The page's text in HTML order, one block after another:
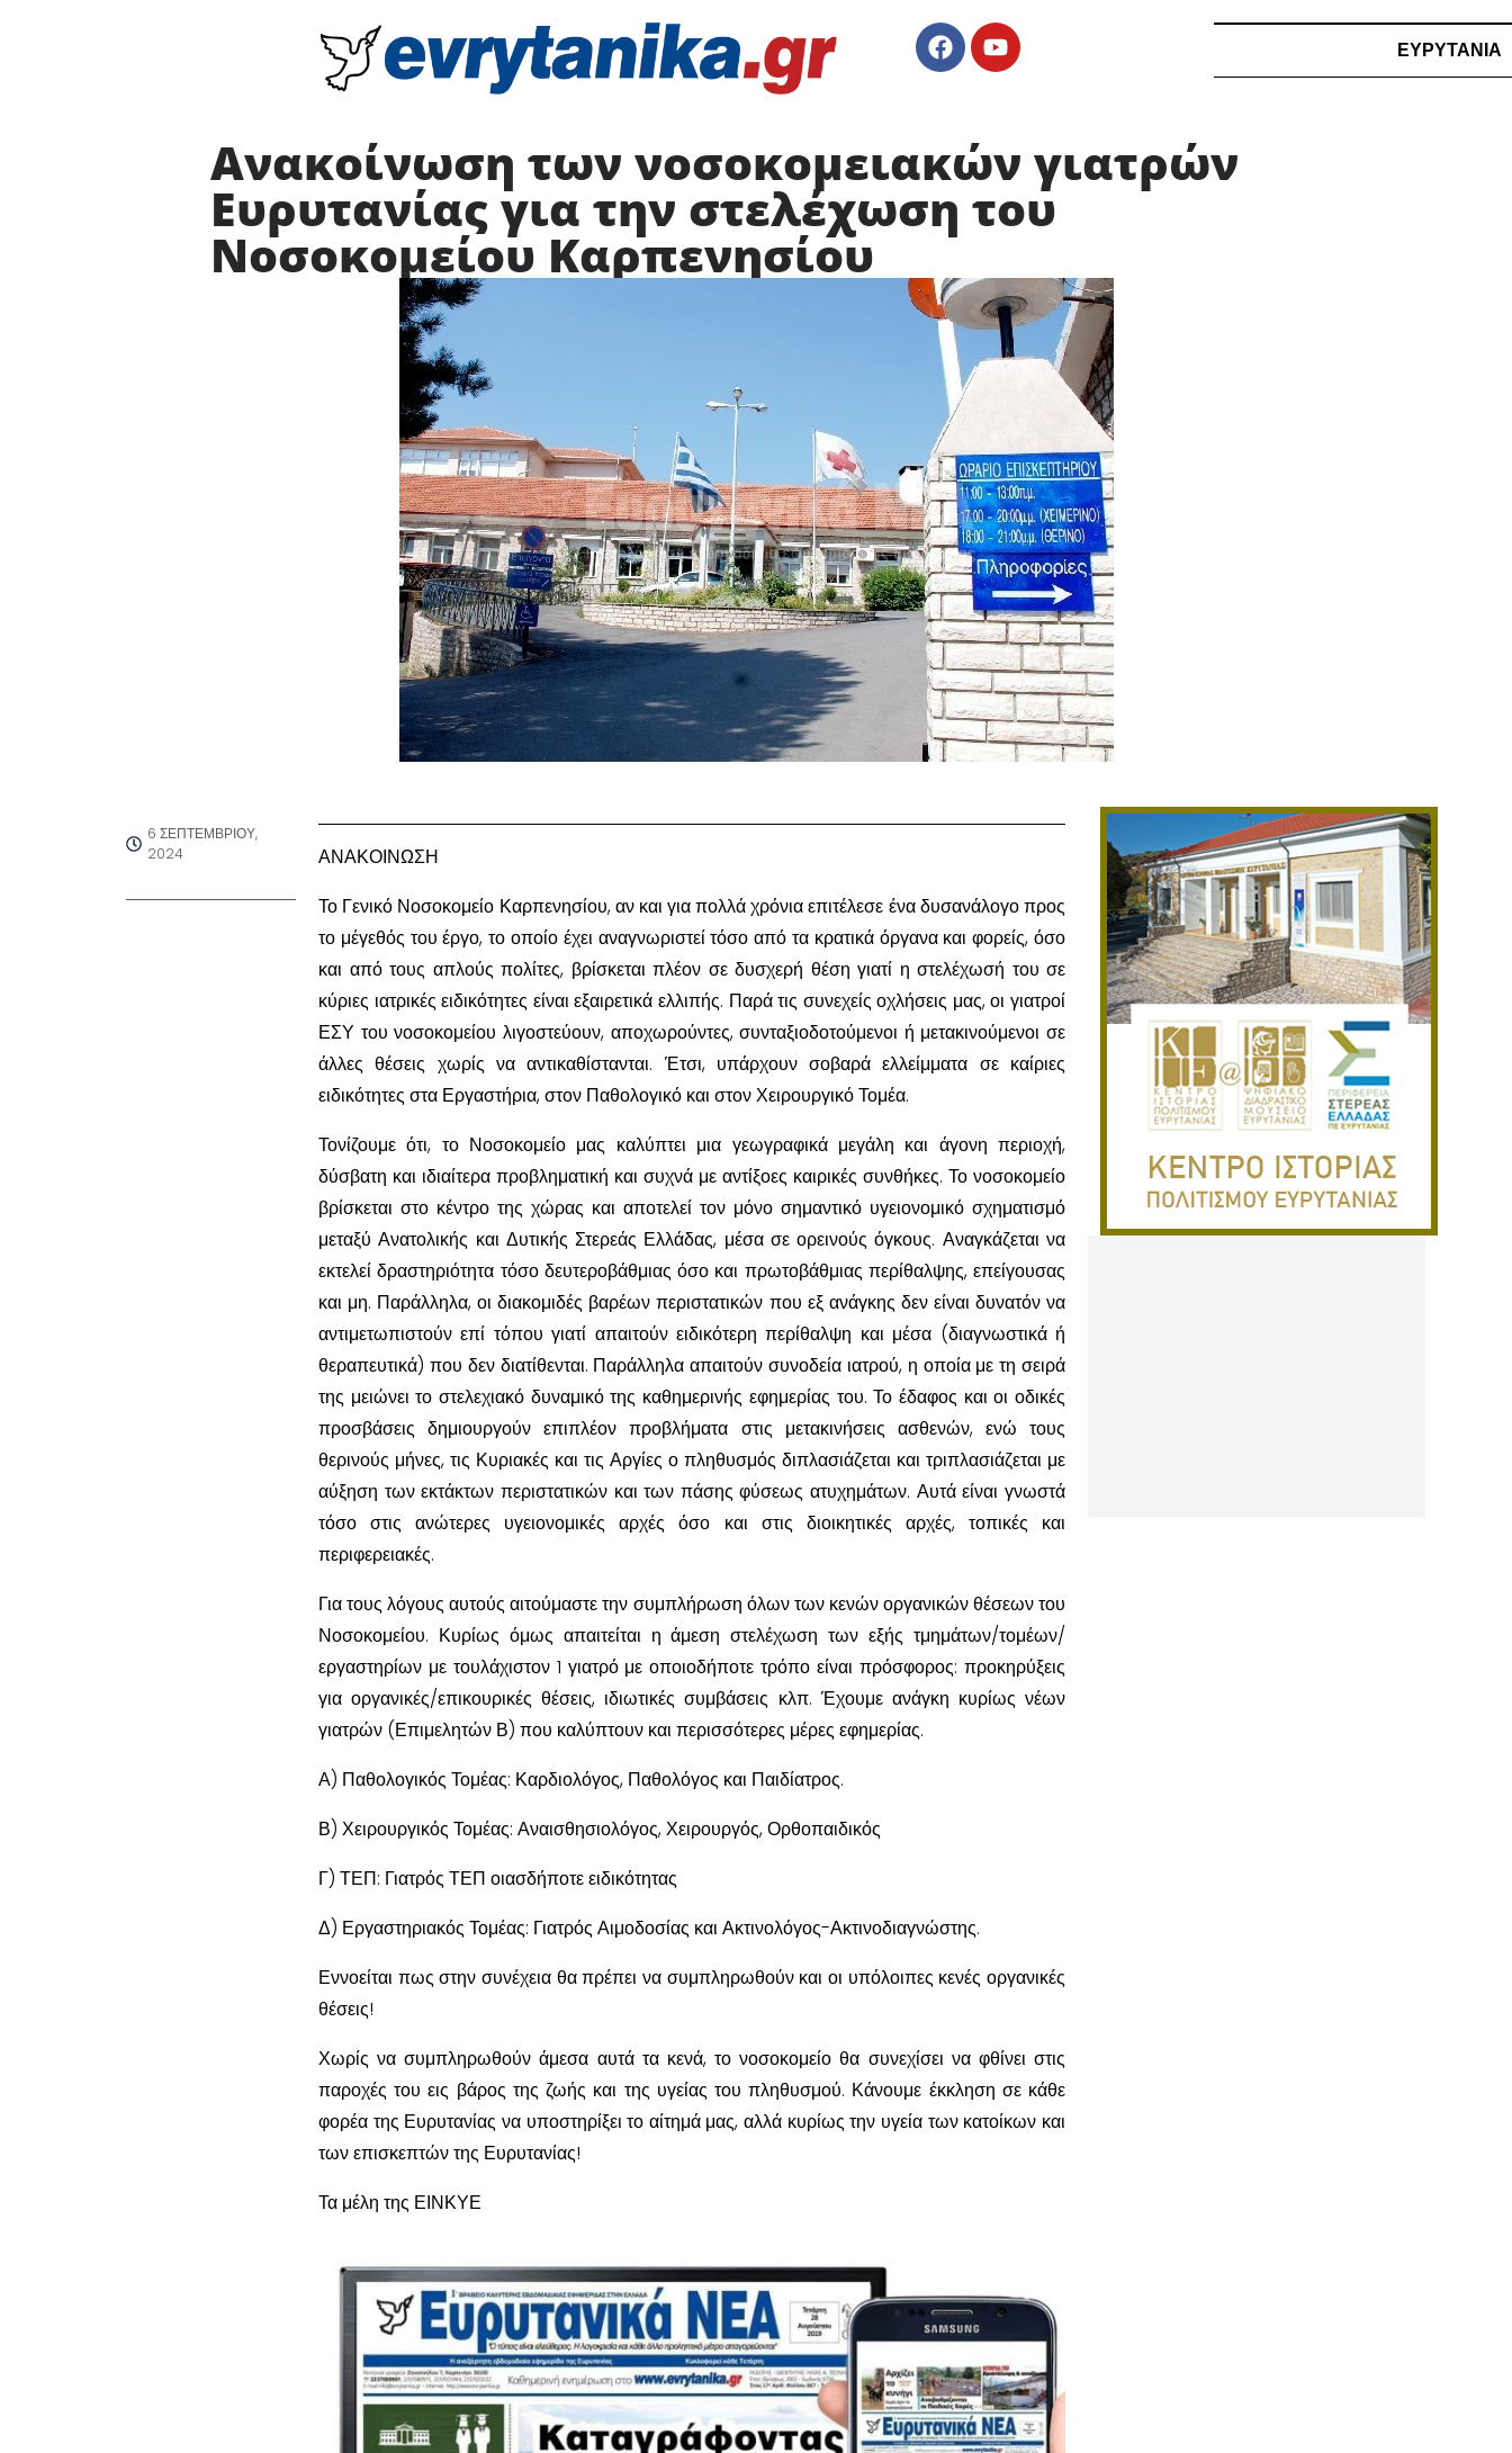
ΕΥΡΥΤΑΝΙΑ
Ανακοίνωση των νοσοκομειακών γιατρών
Ευρυτανίας για την στελέχωση του
Νοσοκομείου Καρπενησίου
6 ΣΕΠΤΕΜΒΡΊΟΥ,
2024
ΑΝΑΚΟΙΝΩΣΗ
Το Γενικό Νοσοκομείο Καρπενησίου, αν και για πολλά χρόνια επιτέλεσε ένα δυσανάλογο προς
το μέγεθός του έργο, το οποίο έχει αναγνωριστεί τόσο από τα κρατικά όργανα και φορείς, όσο
και από τους απλούς πολίτες, βρίσκεται πλέον σε δυσχερή θέση γιατί η στελέχωσή του σε
κύριες ιατρικές ειδικότητες είναι εξαιρετικά ελλιπής. Παρά τις συνεχείς οχλήσεις μας, οι γιατροί
ΕΣΥ του νοσοκομείου λιγοστεύουν, αποχωρούντες, συνταξιοδοτούμενοι ή μετακινούμενοι σε
άλλες θέσεις χωρίς να αντικαθίστανται. Έτσι, υπάρχουν σοβαρά ελλείμματα σε καίριες
ειδικότητες στα Εργαστήρια, στον Παθολογικό και στον Χειρουργικό Τομέα.
Τονίζουμε ότι, το Νοσοκομείο μας καλύπτει μια γεωγραφικά μεγάλη και άγονη περιοχή,
δύσβατη και ιδιαίτερα προβληματική και συχνά με αντίξοες καιρικές συνθήκες. Το νοσοκομείο
βρίσκεται στο κέντρο της χώρας και αποτελεί τον μόνο σημαντικό υγειονομικό σχηματισμό
μεταξύ Ανατολικής και Δυτικής Στερεάς Ελλάδας, μέσα σε ορεινούς όγκους. Αναγκάζεται να
εκτελεί δραστηριότητα τόσο δευτεροβάθμιας όσο και πρωτοβάθμιας περίθαλψης, επείγουσας
και μη. Παράλληλα, οι διακομιδές βαρέων περιστατικών που εξ ανάγκης δεν είναι δυνατόν να
αντιμετωπιστούν επί τόπου γιατί απαιτούν ειδικότερη περίθαλψη και μέσα (διαγνωστικά ή
θεραπευτικά) που δεν διατίθενται. Παράλληλα απαιτούν συνοδεία ιατρού, η οποία με τη σειρά
της μειώνει το στελεχιακό δυναμικό της καθημερινής εφημερίας του. Το έδαφος και οι οδικές
προσβάσεις δημιουργούν επιπλέον προβλήματα στις μετακινήσεις ασθενών, ενώ τους
θερινούς μήνες, τις Κυριακές και τις Αργίες ο πληθυσμός διπλασιάζεται και τριπλασιάζεται με
αύξηση των εκτάκτων περιστατικών και των πάσης φύσεως ατυχημάτων. Αυτά είναι γνωστά
τόσο στις ανώτερες υγειονομικές αρχές όσο και στις διοικητικές αρχές, τοπικές και
περιφερειακές.
Για τους λόγους αυτούς αιτούμαστε την συμπλήρωση όλων των κενών οργανικών θέσεων του
Νοσοκομείου. Κυρίως όμως απαιτείται η άμεση στελέχωση των εξής τμημάτων/τομέων/
εργαστηρίων με τουλάχιστον 1 γιατρό με οποιοδήποτε τρόπο είναι πρόσφορος: προκηρύξεις
για οργανικές/επικουρικές θέσεις, ιδιωτικές συμβάσεις κλπ. Έχουμε ανάγκη κυρίως νέων
γιατρών (Επιμελητών Β) που καλύπτουν και περισσότερες μέρες εφημερίας.
Α) Παθολογικός Τομέας: Καρδιολόγος, Παθολόγος και Παιδίατρος.
Β) Χειρουργικός Τομέας: Αναισθησιολόγος, Χειρουργός, Ορθοπαιδικός
Γ) ΤΕΠ: Γιατρός ΤΕΠ οιασδήποτε ειδικότητας
Δ) Εργαστηριακός Τομέας: Γιατρός Αιμοδοσίας και Ακτινολόγος-Ακτινοδιαγνώστης.
Εννοείται πως στην συνέχεια θα πρέπει να συμπληρωθούν και οι υπόλοιπες κενές οργανικές
θέσεις!
Χωρίς να συμπληρωθούν άμεσα αυτά τα κενά, το νοσοκομείο θα συνεχίσει να φθίνει στις
παροχές του εις βάρος της ζωής και της υγείας του πληθυσμού. Κάνουμε έκκληση σε κάθε
φορέα της Ευρυτανίας να υποστηρίξει το αίτημά μας, αλλά κυρίως την υγεία των κατοίκων και
των επισκεπτών της Ευρυτανίας!
Τα μέλη της ΕΙΝΚΥΕ